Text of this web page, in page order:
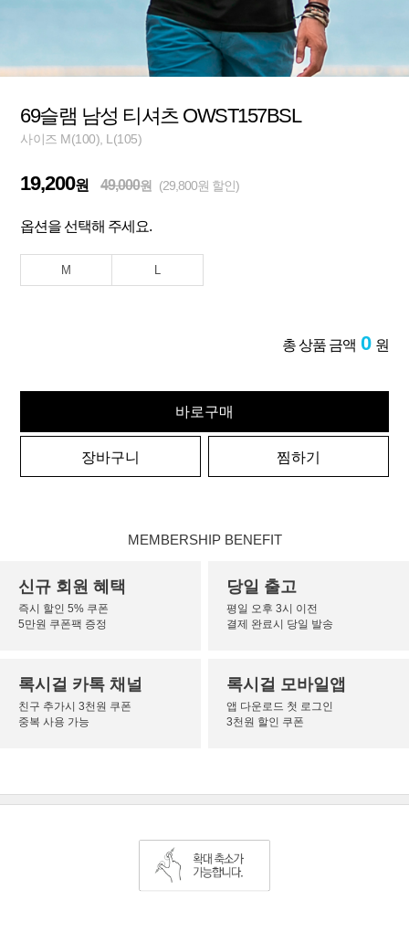
69슬램 남성 티셔츠 OWST157BSL
사이즈 M(100), L(105)
19,200원 49,000원 (29,800원 할인)
옵션을 선택해 주세요.
M L
총 상품 금액 0 원
바로구매
장바구니 찜하기
MEMBERSHIP BENEFIT
신규 회원 혜택
즉시 할인 5% 쿠폰
5만원 쿠폰팩 증정
당일 출고
평일 오후 3시 이전
결제 완료시 당일 발송
록시걸 카톡 채널
친구 추가시 3천원 쿠폰
중복 사용 가능
록시걸 모바일앱
앱 다운로드 첫 로그인
3천원 할인 쿠폰